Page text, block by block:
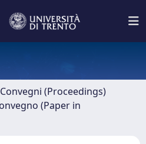
(Proceedings)
(Paper in